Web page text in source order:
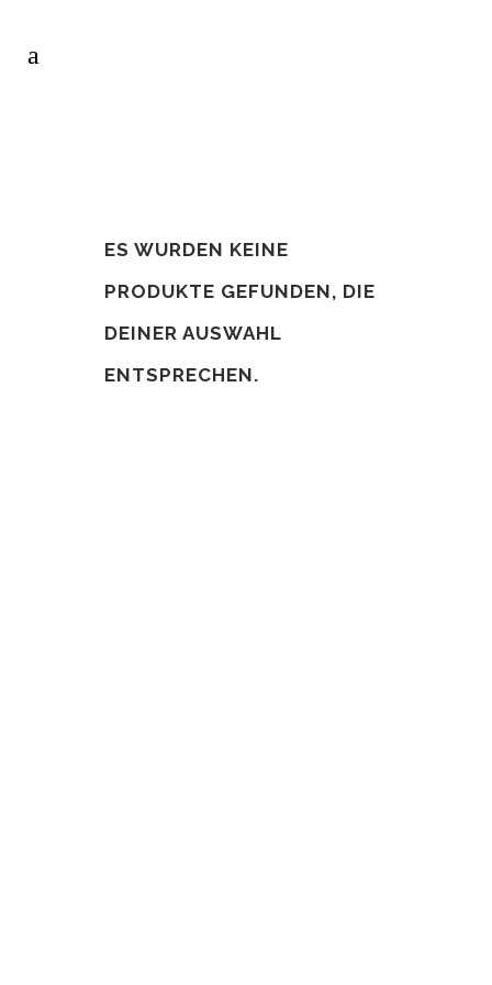
ES WURDEN KEINE
PRODUKTE GEFUNDEN, DIE
DEINER AUSWAHL
ENTSPRECHEN.